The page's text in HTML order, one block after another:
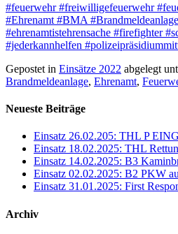
#feuerwehr#freiwilligefeuerwehr
#Ehrenamt #BMA #Brandmeldeanlage
#ehrenamtistehrensache #firefighter
#jederkannhelfen
Gepostet in Einsätze 2022 abgelegt
Brandmeldeanlage, Ehrenamt,
Neueste Beiträge
Einsatz 26.02.205: THL P
Einsatz 18.02.2025: THL
Einsatz 14.02.2025: B3
Einsatz 02.02.2025: B2 PKW
Einsatz 31.01.2025: First
Archiv